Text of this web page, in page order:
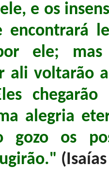
e os
encontrará
ele;
ali voltarão
alegria
gozo os